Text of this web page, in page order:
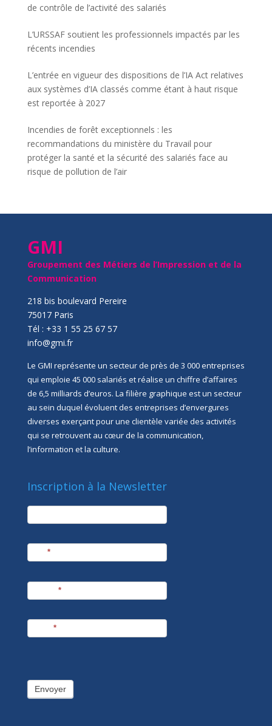
de contrôle de l’activité des salariés
L’URSSAF soutient les professionnels impactés par les
récents incendies
L’entrée en vigueur des dispositions de l’IA Act relatives
aux systèmes d’IA classés comme étant à haut risque
est reportée à 2027
Incendies de forêt exceptionnels : les
recommandations du ministère du Travail pour
protéger la santé et la sécurité des salariés face au
risque de pollution de l’air
GMI
Groupement des Métiers de l’Impression et de la
Communication
218 bis boulevard Pereire
75017 Paris
Tél : +33 1 55 25 67 57
info@gmi.fr
Le GMI représente un secteur de près de 3 000 entreprises
qui emploie 45 000 salariés et réalise un chiffre d’affaires
de 6,5 milliards d’euros. La filière graphique est un secteur
au sein duquel évoluent des entreprises d’envergures
diverses exerçant pour une clientèle variée des activités
qui se retrouvent au cœur de la communication,
l’information et la culture.
Inscription à la Newsletter
newsletter
*
*
*
Envoyer